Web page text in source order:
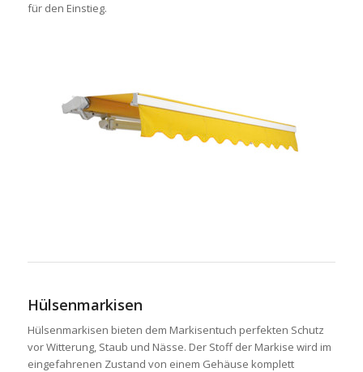
für den Einstieg.
Hülsenmarkisen
Hülsenmarkisen bieten dem Markisentuch perfekten Schutz
vor Witterung, Staub und Nässe. Der Stoff der Markise wird im
eingefahrenen Zustand von einem Gehäuse komplett